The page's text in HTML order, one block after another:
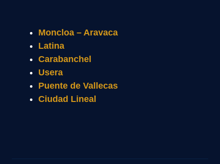
Moncloa – Aravaca
Latina
Carabanchel
Usera
Puente de Vallecas
Ciudad Lineal